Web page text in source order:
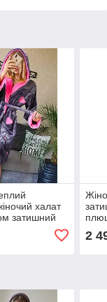
халат
затишний
розмірі 42
2